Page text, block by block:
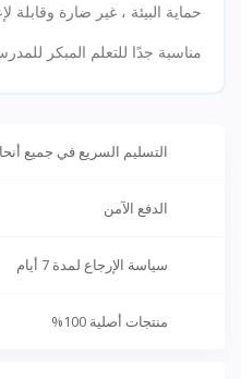
حماية البيئة ، غير ضارة وقابلة
مناسبة جدًا للتعلم المبكر
التسليم السريع في جميع
الدفع الآمن
سياسة الإرجاع لمدة 7 أيام
منتجات أصلية 100%